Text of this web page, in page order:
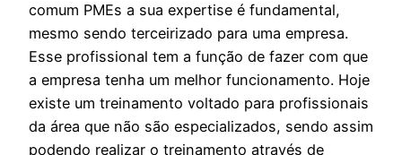
comum PMEs a sua expertise é fundamental,
mesmo sendo terceirizado para uma empresa.
Esse profissional tem a função de fazer com que
a empresa tenha um melhor funcionamento. Hoje
existe um treinamento voltado para profissionais
da área que não são especializados, sendo assim
podendo realizar o treinamento através de